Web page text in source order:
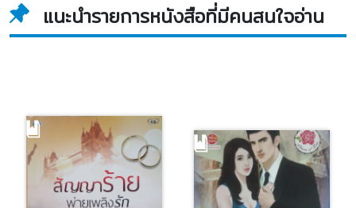
แนะนำรายการหนังสือที่มีคนสนใจอ่าน